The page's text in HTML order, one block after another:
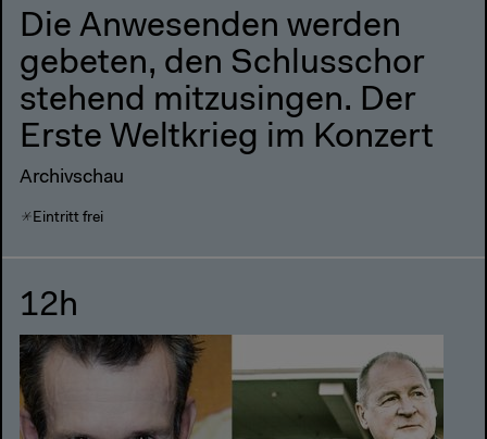
Die Anwesenden werden
gebeten, den Schlusschor
stehend mitzusingen. Der
Erste Weltkrieg im Konzert
Archivschau
Eintritt frei
12h